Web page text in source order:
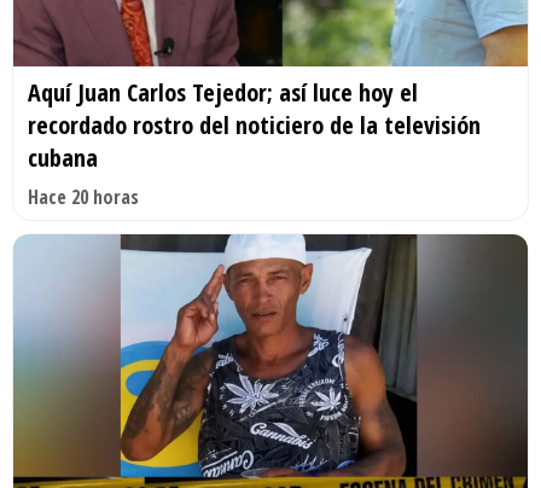
Aquí Juan Carlos Tejedor; así luce hoy el
recordado rostro del noticiero de la televisión
cubana
Hace 20 horas